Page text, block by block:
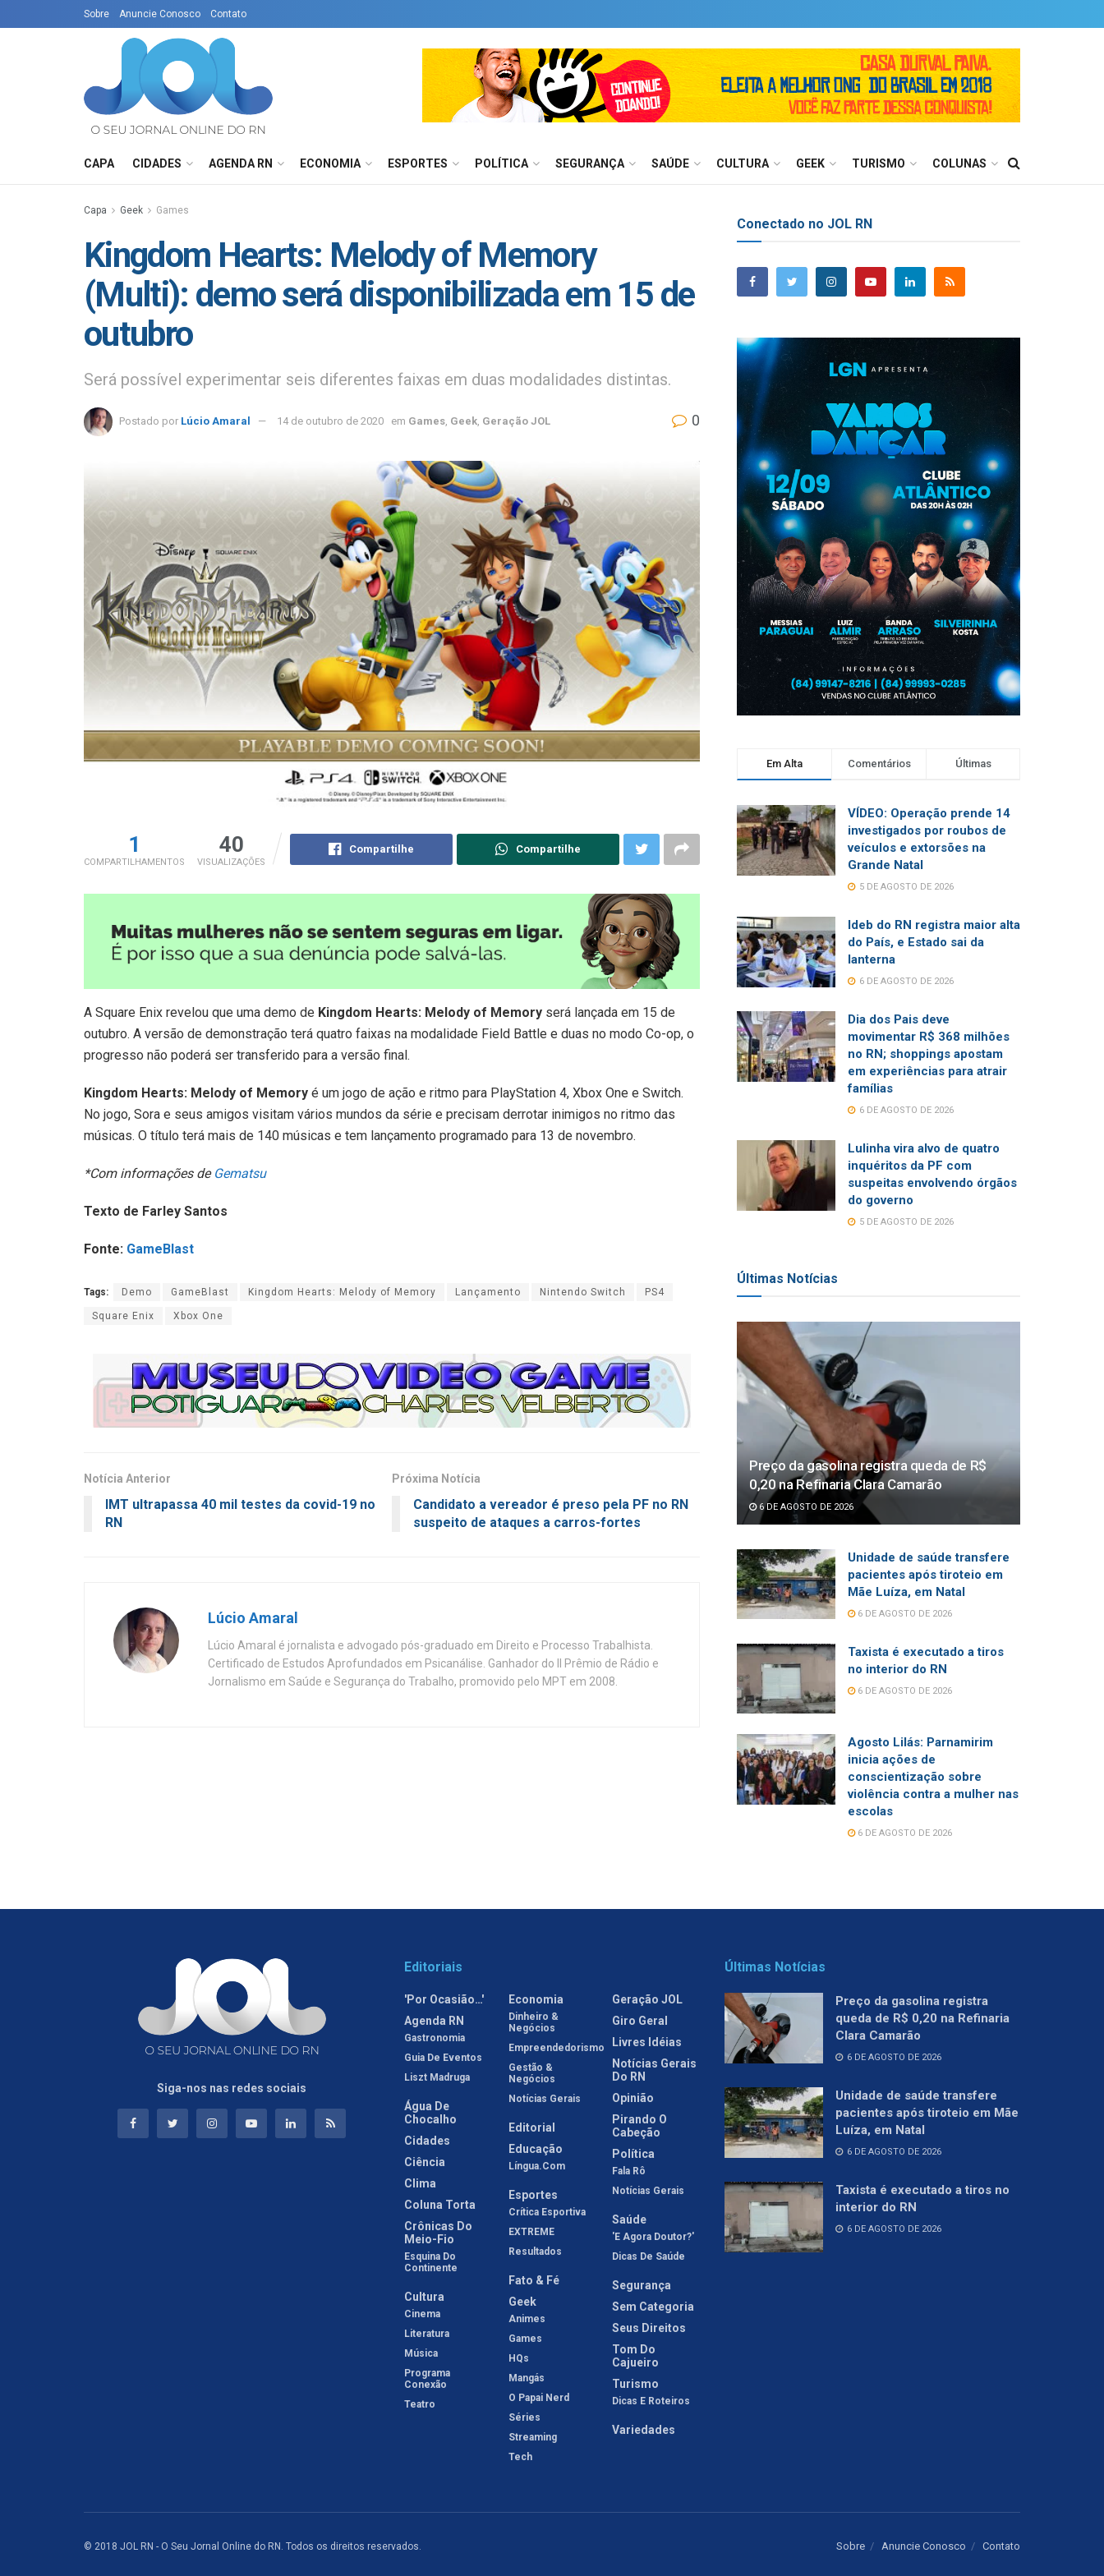
Sobre Anuncie Conosco Contato
CAPA CIDADES AGENDA RN ECONOMIA ESPORTES POLÍTICA SEGURANÇA SAÚDE CULTURA GEEK TURISMO COLUNAS
Capa Geek Games
Kingdom Hearts: Melody of Memory
(Multi): demo será disponibilizada em 15 de
outubro
Será possível experimentar seis diferentes faixas em duas modalidades distintas.
Postado por Lúcio Amaral 14 de outubro de 2020 em Games Geek Geração JOL 0
1
COMPARTILHAMENTOS
40
VISUALIZAÇÕES
Compartilhe Compartilhe
A Square Enix revelou que uma demo de Kingdom Hearts: Melody of Memory será lançada em 15 de
outubro. A versão de demonstração terá quatro faixas na modalidade Field Battle e duas no modo Co-op, o
progresso não poderá ser transferido para a versão final.
Kingdom Hearts: Melody of Memory é um jogo de ação e ritmo para PlayStation 4, Xbox One e Switch.
No jogo, Sora e seus amigos visitam vários mundos da série e precisam derrotar inimigos no ritmo das
músicas. O título terá mais de 140 músicas e tem lançamento programado para 13 de novembro.
*Com informações de Gematsu
Texto de Farley Santos
Fonte: GameBlast
Tags: Demo GameBlast Kingdom Hearts: Melody of Memory Lançamento Nintendo Switch PS4
Square Enix Xbox One
Notícia Anterior
IMT ultrapassa 40 mil testes da covid-19 no
RN
Próxima Notícia
Candidato a vereador é preso pela PF no RN
suspeito de ataques a carros-fortes
Lúcio Amaral
Lúcio Amaral é jornalista e advogado pós-graduado em Direito e Processo Trabalhista.
Certificado de Estudos Aprofundados em Psicanálise. Ganhador do II Prêmio de Rádio e
Jornalismo em Saúde e Segurança do Trabalho, promovido pelo MPT em 2008.
Conectado no JOL RN
Em Alta Comentários Últimas
VÍDEO: Operação prende 14
investigados por roubos de
veículos e extorsões na
Grande Natal
5 DE AGOSTO DE 2026
Ideb do RN registra maior alta
do País, e Estado sai da
lanterna
6 DE AGOSTO DE 2026
Dia dos Pais deve
movimentar R$ 368 milhões
no RN; shoppings apostam
em experiências para atrair
famílias
6 DE AGOSTO DE 2026
Lulinha vira alvo de quatro
inquéritos da PF com
suspeitas envolvendo órgãos
do governo
5 DE AGOSTO DE 2026
Últimas Notícias
Preço da gasolina registra queda de R$
0,20 na Refinaria Clara Camarão
6 DE AGOSTO DE 2026
Unidade de saúde transfere
pacientes após tiroteio em
Mãe Luíza, em Natal
6 DE AGOSTO DE 2026
Taxista é executado a tiros
no interior do RN
6 DE AGOSTO DE 2026
Agosto Lilás: Parnamirim
inicia ações de
conscientização sobre
violência contra a mulher nas
escolas
6 DE AGOSTO DE 2026
Siga-nos nas redes sociais
Editoriais
'Por Ocasião…'
Agenda RN
Gastronomia
Guia De Eventos
Liszt Madruga
Água De
Chocalho
Cidades
Ciência
Clima
Coluna Torta
Crônicas Do
Meio-Fio
Esquina Do
Continente
Cultura
Cinema
Literatura
Música
Programa
Conexão
Teatro
Economia
Dinheiro &
Negócios
Empreendedorismo
Gestão &
Negócios
Notícias Gerais
Editorial
Educação
Língua.com
Esportes
Crítica Esportiva
EXTREME
Resultados
Fato & Fé
Geek
Animes
Games
HQs
Mangás
O Papai Nerd
Séries
Streaming
Tech
Geração JOL
Giro Geral
Livres Idéias
Notícias Gerais
Do RN
Opinião
Pirando O
Cabeção
Política
Fala Rô
Notícias Gerais
Saúde
'E Agora Doutor?'
Dicas De Saúde
Segurança
Sem Categoria
Seus Direitos
Tom Do
Cajueiro
Turismo
Dicas E Roteiros
Variedades
Últimas Notícias
Preço da gasolina registra
queda de R$ 0,20 na Refinaria
Clara Camarão
6 DE AGOSTO DE 2026
Unidade de saúde transfere
pacientes após tiroteio em Mãe
Luíza, em Natal
6 DE AGOSTO DE 2026
Taxista é executado a tiros no
interior do RN
6 DE AGOSTO DE 2026
Sobre Anuncie Conosco Contato
© 2018 JOL RN - O Seu Jornal Online do RN. Todos os direitos reservados.